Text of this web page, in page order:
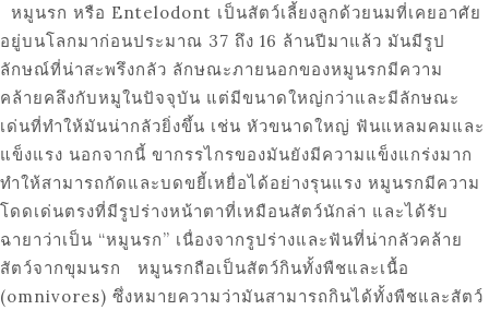
หมูนรก หรือ Entelodont เป็นสัตว์เลี้ยงลูกด้วยนมที่เคยอาศัย
อยู่บนโลกมาก่อนประมาณ 37 ถึง 16 ล้านปีมาแล้ว มันมีรูป
ลักษณ์ที่น่าสะพรึงกลัว ลักษณะภายนอกของหมูนรกมีความ
คล้ายคลึงกับหมูในปัจจุบัน แต่มีขนาดใหญ่กว่าและมีลักษณะ
เด่นที่ทำให้มันน่ากลัวยิ่งขึ้น เช่น หัวขนาดใหญ่ ฟันแหลมคมและ
แข็งแรง นอกจากนี้ ขากรรไกรของมันยังมีความแข็งแกร่งมาก
ทำให้สามารถกัดและบดขยี้เหยื่อได้อย่างรุนแรง หมูนรกมีความ
โดดเด่นตรงที่มีรูปร่างหน้าตาที่เหมือนสัตว์นักล่า และได้รับ
ฉายาว่าเป็น “หมูนรก” เนื่องจากรูปร่างและฟันที่น่ากลัวคล้าย
สัตว์จากขุมนรก หมูนรกถือเป็นสัตว์กินทั้งพืชและเนื้อ
(omnivores) ซึ่งหมายความว่ามันสามารถกินได้ทั้งพืชและสัตว์